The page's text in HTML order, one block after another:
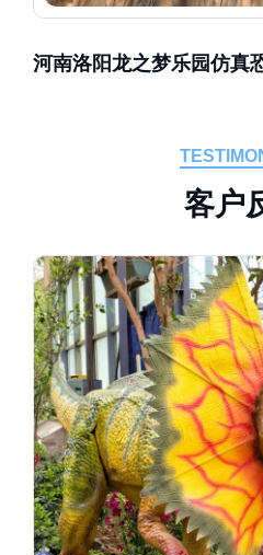
河南洛阳龙之梦乐园仿真
客户